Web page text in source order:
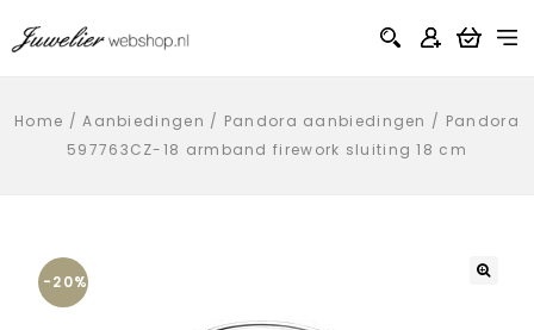
Home /Aanbiedingen / Pandora aanbiedingen / Pandora
597763CZ-18 armband firework sluiting 18 cm
-20%